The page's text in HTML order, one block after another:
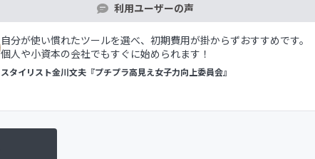
利用ユーザーの声
自分が使い慣れたツールを選べ、初期費用が掛からずおすすめです。
個人や小資本の会社でもすぐに始められます！
スタイリスト金川文夫『プチプラ高見え女子力向上委員会』